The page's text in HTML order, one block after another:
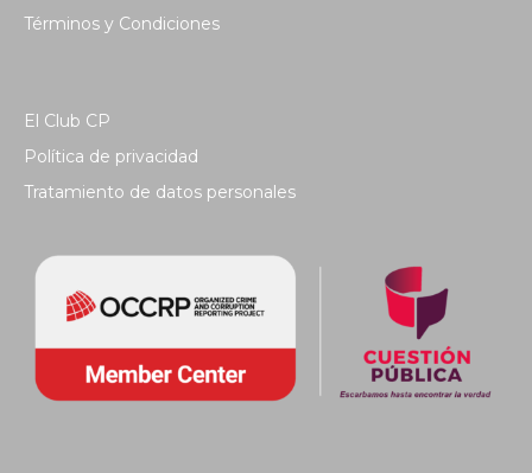
Términos y Condiciones
El Club CP
Política de privacidad
Tratamiento de datos personales